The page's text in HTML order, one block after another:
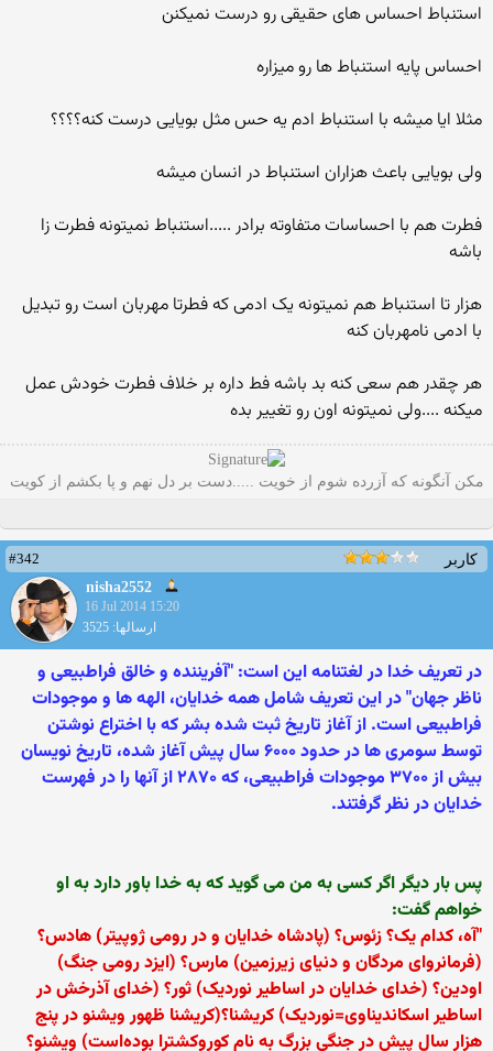
استنباط احساس های حقیقی رو درست نمیکنن
احساس پایه استنباط ها رو میزاره
مثلا ایا میشه با استنباط ادم یه حس مثل بویایی درست کنه؟؟؟؟
ولی بویایی باعث هزاران استنباط در انسان میشه
فطرت هم با احساسات متفاوته برادر .....استنباط نمیتونه فطرت زا
باشه
هزار تا استنباط هم نمیتونه یک ادمی که فطرتا مهربان است رو تبدیل
با ادمی نامهربان کنه
هر چقدر هم سعی کنه بد باشه فط داره بر خلاف فطرت خودش عمل
میکنه ....ولی نمیتونه اون رو تغییر بده
مکن آنگونه که آزرده شوم از خویت .....دست بر دل نهم و پا بکشم از کویت
کاربر
#342
nisha2552
16 Jul 2014 15:20
ارسالها: 3525
در تعریف خدا در لغتنامه این است: "آفریننده و خالق فراطبیعی و
ناظر جهان" در این تعریف شامل همه خدایان، الهه ها و موجودات
فراطبیعی است. از آغاز تاریخ ثبت شده بشر که با اختراع نوشتن
توسط سومری ها در حدود ۶۰۰۰ سال پیش آغاز شده، تاریخ نویسان
بیش از ۳۷۰۰ موجودات فراطبیعی، که ۲۸۷۰ از آنها را در فهرست
خدایان در نظر گرفتند.
پس بار دیگر اگر کسی به من می گوید که به خدا باور دارد به او
خواهم گفت:
"آه، کدام یک؟ زئوس؟ (پادشاه خدایان و در رومی ژوپیتر) هادس؟
(فرمانروای مردگان و دنیای زیرزمین) مارس؟ (ایزد رومی جنگ)
اودین؟ (خدای خدایان در اساطیر نوردیک) ثور؟ (خدای آذرخش در
اساطیر اسکاندیناوی=نوردیک) کریشنا؟(کریشنا ظهور ویشنو در پنج
هزار سال پیش در جنگی بزرگ به نام کوروکشترا بوده‌است) ویشنو؟